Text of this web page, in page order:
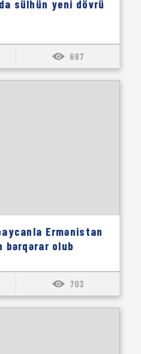
sülhün yeni dövrü
697
Ermənistan
bərqərar olub
703